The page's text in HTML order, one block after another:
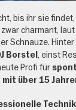
bis ihr sie
charmant,
Schnauze. Hinter
Borstel , einst
Profi für
über 15
Technik